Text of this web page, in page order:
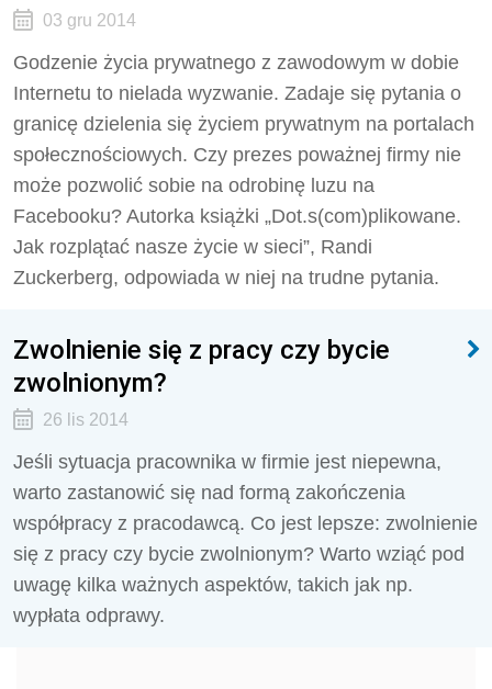
03 gru 2014
Godzenie życia prywatnego z zawodowym w dobie
Internetu to nielada wyzwanie. Zadaje się pytania o
granicę dzielenia się życiem prywatnym na portalach
społecznościowych. Czy prezes poważnej firmy nie
może pozwolić sobie na odrobinę luzu na
Facebooku? Autorka książki „Dot.s(com)plikowane.
Jak rozplątać nasze życie w sieci”, Randi
Zuckerberg, odpowiada w niej na trudne pytania.
Zwolnienie się z pracy czy bycie
zwolnionym?
26 lis 2014
Jeśli sytuacja pracownika w firmie jest niepewna,
warto zastanowić się nad formą zakończenia
współpracy z pracodawcą. Co jest lepsze: zwolnienie
się z pracy czy bycie zwolnionym? Warto wziąć pod
uwagę kilka ważnych aspektów, takich jak np.
wypłata odprawy.